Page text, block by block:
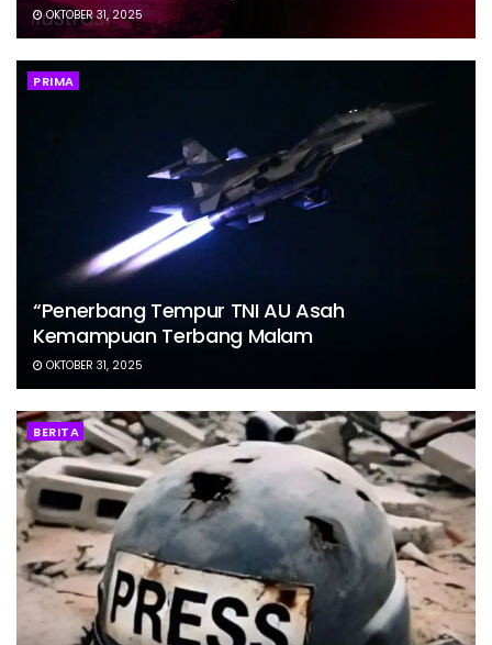
OKTOBER 31, 2025
PRIMA
“Penerbang Tempur TNI AU Asah
Kemampuan Terbang Malam
OKTOBER 31, 2025
BERITA